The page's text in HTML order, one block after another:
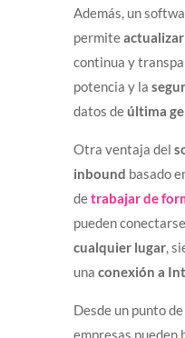
Además, un
permiteactualizar
continua y
potencia y la
datos deúltima
Otra ventaja del
inbound basado
detrabajar de
pueden
cualquier lugar,
una conexión a
Desde un punto
empresas pueden